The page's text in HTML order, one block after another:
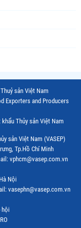
sản Việt Nam
Exporters and Producers
Thủy sản Việt Nam
sản Việt Nam (VASEP)
Tp.Hồ Chí Minh
vphcm@vasep.com.vn
Nội
vasephn@vasep.com.vn
hội